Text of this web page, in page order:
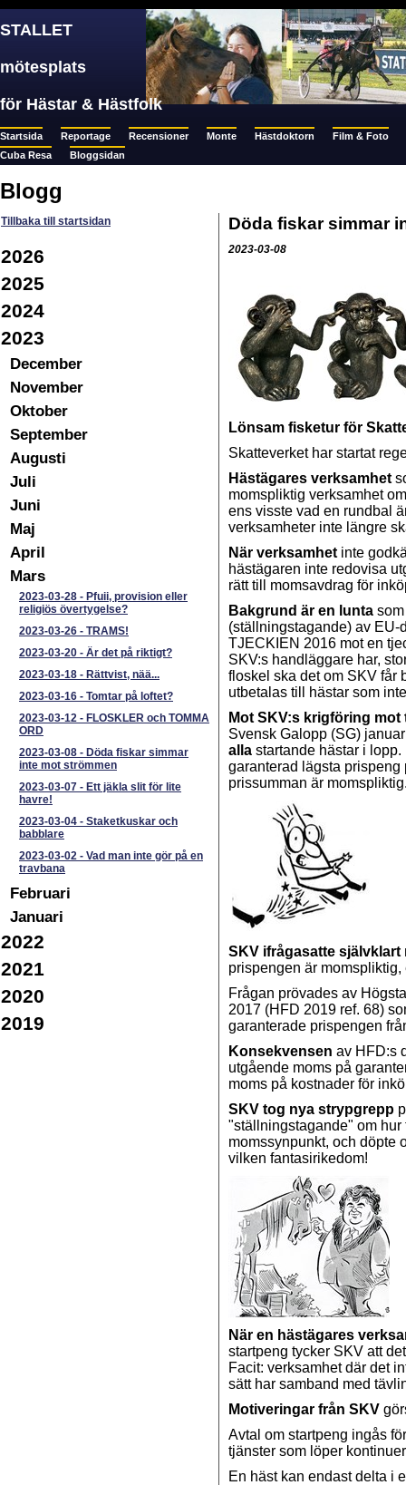
STALLET
mötesplats
för Hästar & Hästfolk
Startsida Reportage Recensioner Monte Hästdoktorn
Film & Foto
Cuba Resa
Bloggsidan
Blogg
Tillbaka till startsidan
2026
2025
2024
2023
December
November
Oktober
September
Augusti
Juli
Juni
Maj
April
Mars
2023-03-28 - Pfuii, provision eller
religiös övertygelse?
2023-03-26 - TRAMS!
2023-03-20 - Är det på riktigt?
2023-03-18 - Rättvist, nää...
2023-03-16 - Tomtar på loftet?
2023-03-12 - FLOSKLER och TOMMA
ORD
2023-03-08 - Döda fiskar simmar
inte mot strömmen
2023-03-07 - Ett jäkla slit för lite
havre!
2023-03-04 - Staketkuskar och
babblare
2023-03-02 - Vad man inte gör på en
travbana
Februari
Januari
2022
2021
2020
2019
Döda fiskar simmar
2023-03-08
Lönsam fisketur för
Skatteverket har startat
Hästägares verksamhet
momspliktig verksamhet
ens visste vad en rundbal
verksamheter inte längre
När verksamhet inte
hästägaren inte redovisa
rätt till momsavdrag för
Bakgrund är en lunta
(ställningstagande) av EU-
TJECKIEN 2016 mot en
SKV:s handläggare har,
floskel ska det om SKV får
utbetalas till hästar som
Mot SKV:s krigföring
Svensk Galopp (SG)
alla startande hästar i
garanterad lägsta prispeng
prissumman är
SKV ifrågasatte
prispengen är
Frågan prövades av
2017 (HFD 2019 ref. 68)
garanterade prispengen
Konsekvensen av HFD:s
utgående moms på
moms på kostnader för
SKV tog nya strypgrepp
"ställningstagande" om
momssynpunkt, och döpte
vilken fantasirikedom!
När en hästägares
startpeng tycker SKV att
Facit: verksamhet där det
sätt har samband med
Motiveringar från SKV
Avtal om startpeng ingås
tjänster som löper
En häst kan endast delta i